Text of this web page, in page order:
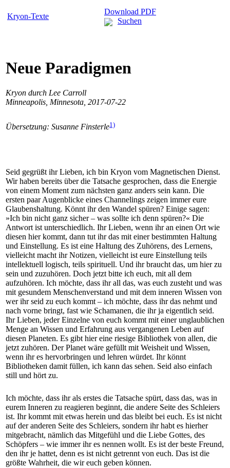
Kryon-Texte
Download PDF
Suchen
Neue Paradigmen
Kryon durch Lee Carroll
Minneapolis, Minnesota, 2017-07-22
Übersetzung: Susanne Finsterle1)
Seid gegrüßt ihr Lieben, ich bin Kryon vom Magnetischen Dienst.
Wir haben bereits über die Tatsache gesprochen, dass die Energie
von einem Moment zum nächsten ganz anders sein kann. Die
ersten paar Augenblicke eines Channelings zeigen immer eure
Glaubenshaltung. Könnt ihr den Wandel spüren? Einige sagen:
»Ich bin nicht ganz sicher – was sollte ich denn spüren?« Die
Antwort ist unterschiedlich. Ihr Lieben, wenn ihr an einen Ort wie
diesen hier kommt, dann tut ihr das mit einer bestimmten Haltung
und Einstellung. Es ist eine Haltung des Zuhörens, des Lernens,
vielleicht macht ihr Notizen, vielleicht ist eure Einstellung teils
intellektuell logisch, teils spirituell. Und ihr braucht das, um hier zu
sein und zuzuhören. Doch jetzt bitte ich euch, mit all dem
aufzuhören. Ich möchte, dass ihr all das, was euch zusteht und was
mit gesundem Menschenverstand und mit dem inneren Wissen von
wer ihr seid zu euch kommt – ich möchte, dass ihr das nehmt und
nach vorne bringt, fast wie Schamanen, die ihr ja eigentlich seid.
Ihr Lieben, jeder Einzelne von euch kommt mit einer unglaublichen
Menge an Wissen und Erfahrung aus vergangenen Leben auf
diesen Planeten. Es gibt hier eine riesige Bibliothek von allen, die
jetzt zuhören. Der Planet wäre gefüllt mit Weisheit und Wissen,
wenn ihr es hervorbringen und lehren würdet. Ihr könnt
Bibliotheken damit füllen, ich kann das sehen. Seid also einfach
still und hört zu.
Ich möchte, dass ihr als erstes die Tatsache spürt, dass das, was in
eurem Inneren zu reagieren beginnt, die andere Seite des Schleiers
ist. Ihr kommt mit etwas herein und das bleibt bei euch. Es ist nicht
auf der anderen Seite des Schleiers, sondern ihr habt es hierher
mitgebracht, nämlich das Mitgefühl und die Liebe Gottes, des
Schöpfers – wie immer ihr es nennen wollt. Es ist der beste Freund,
den ihr je hattet, denn es ist nicht getrennt von euch. Das ist die
größte Wahrheit, die wir euch geben können.